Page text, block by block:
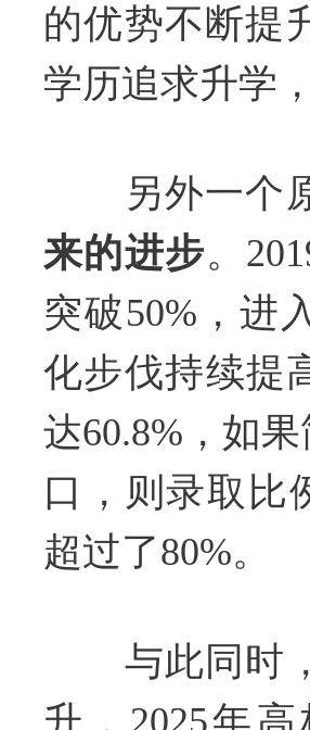
的优势不断提
学历追求升学
另外一个
来的进步。
突破50%，进
化步伐持续提
达60.8%，如
口，则录取比
超过了80%。
与此同时，
升，2025年